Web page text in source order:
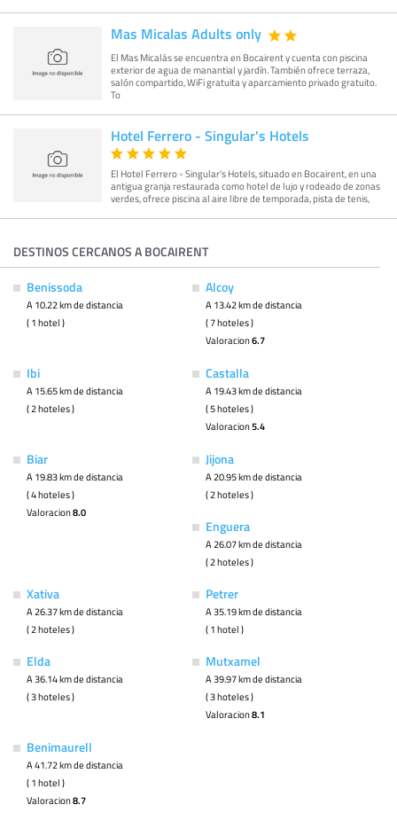
Mas Micalas Adults only
El Mas Micalás se encuentra en Bocairent y cuenta con piscina
exterior de agua de manantial y jardín. También ofrece terraza,
salón compartido, WiFi gratuita y aparcamiento privado gratuito.
To
Hotel Ferrero - Singular's Hotels
El Hotel Ferrero - Singular's Hotels, situado en Bocairent, en una
antigua granja restaurada como hotel de lujo y rodeado de zonas
verdes, ofrece piscina al aire libre de temporada, pista de tenis,
DESTINOS CERCANOS A BOCAIRENT
Benissoda
A 10.22 km de distancia
( 1 hotel )
Alcoy
A 13.42 km de distancia
( 7 hoteles )
Valoracion6.7
Ibi
A 15.65 km de distancia
( 2 hoteles )
Castalla
A 19.43 km de distancia
( 5 hoteles )
Valoracion5.4
Biar
A 19.83 km de distancia
( 4 hoteles )
Valoracion8.0
Jijona
A 20.95 km de distancia
( 2 hoteles )
Enguera
A 26.07 km de distancia
( 2 hoteles )
Xativa
A 26.37 km de distancia
( 2 hoteles )
Petrer
A 35.19 km de distancia
( 1 hotel )
Elda
A 36.14 km de distancia
( 3 hoteles )
Mutxamel
A 39.97 km de distancia
( 3 hoteles )
Valoracion8.1
Benimaurell
A 41.72 km de distancia
( 1 hotel )
Valoracion8.7